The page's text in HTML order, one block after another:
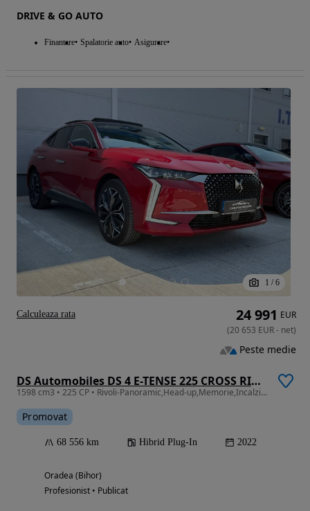
DRIVE & GO AUTO
Finantare Spalatorie auto Asigurare
1 / 6
DS Automobiles DS 4 E-TENSE 225 CROSS RIVOLI
1598 cm3 • 225 CP • Rivoli-Panoramic,Head-up,Memorie,Incalzire sc+volan,Piele
Promovat
68 556 km Hibrid Plug-In 2022
Oradea (Bihor)
Profesionist • Publicat
24 991 EUR
(20 653 EUR- net)
Peste medie
Calculeaza rata